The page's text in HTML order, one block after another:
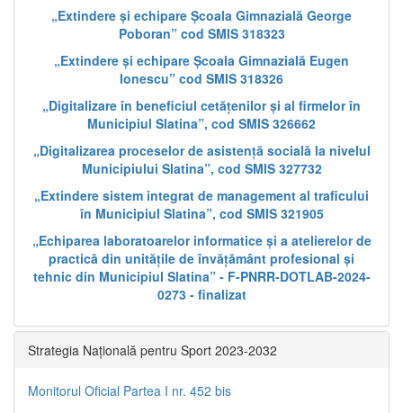
„Extindere și echipare Școala Gimnazială George
Poboran” cod SMIS 318323
„Extindere și echipare Școala Gimnazială Eugen
Ionescu” cod SMIS 318326
„Digitalizare în beneficiul cetățenilor și al firmelor în
Municipiul Slatina”, cod SMIS 326662
„Digitalizarea proceselor de asistență socială la nivelul
Municipiului Slatina”, cod SMIS 327732
„Extindere sistem integrat de management al traficului
în Municipiul Slatina”, cod SMIS 321905
„Echiparea laboratoarelor informatice și a atelierelor de
practică din unitățile de învățământ profesional și
tehnic din Municipiul Slatina” - F-PNRR-DOTLAB-2024-
0273 - finalizat
Strategia Națională pentru Sport 2023-2032
Monitorul Oficial Partea I nr. 452 bis